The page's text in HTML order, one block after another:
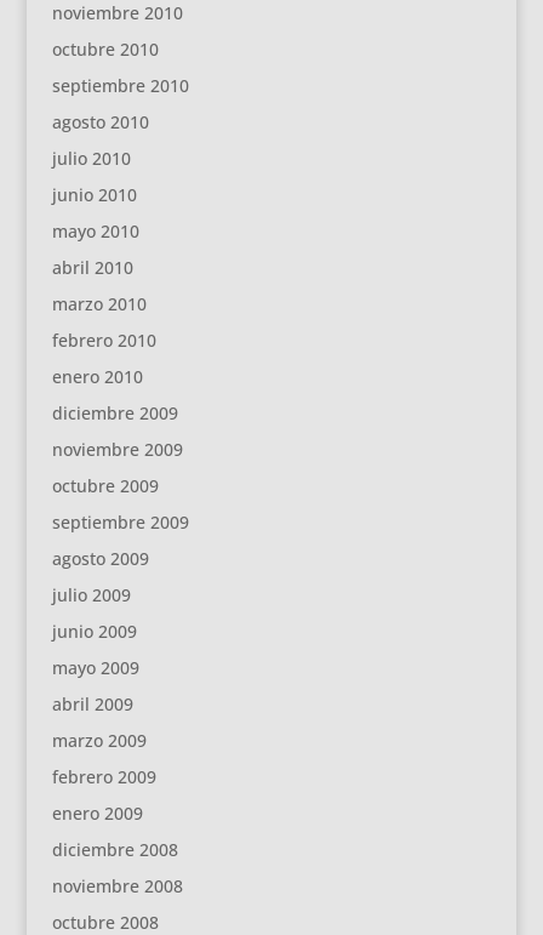
noviembre 2010
octubre 2010
septiembre 2010
agosto 2010
julio 2010
junio 2010
mayo 2010
abril 2010
marzo 2010
febrero 2010
enero 2010
diciembre 2009
noviembre 2009
octubre 2009
septiembre 2009
agosto 2009
julio 2009
junio 2009
mayo 2009
abril 2009
marzo 2009
febrero 2009
enero 2009
diciembre 2008
noviembre 2008
octubre 2008